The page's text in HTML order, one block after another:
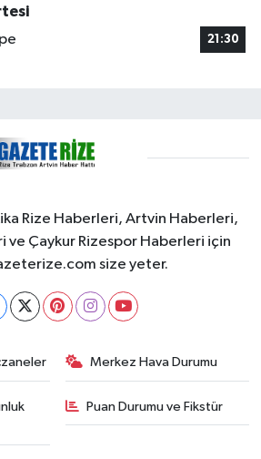
21:30
Rize Haberleri, Artvin Haberleri,
ve Çaykur Rizespor Haberleri için
size yeter.
Merkez Hava Durumu
Puan Durumu ve Fikstür